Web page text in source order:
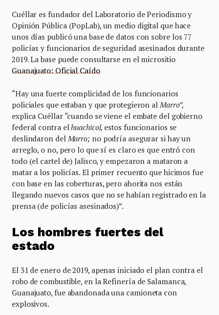
Cuéllar es fundador del Laboratorio de Periodismo y
Opinión Pública (PopLab), un medio digital que hace
unos días publicó una base de datos con sobre los 77
policías y funcionarios de seguridad asesinados durante
2019. La base puede consultarse en el micrositio
Guanajuato: Oficial Caído
“Hay una fuerte complicidad de los funcionarios
policiales que estaban y que protegieron al Marro”,
explica Cuéllar “cuando se viene el embate del gobierno
federal contra elhuachicol, estos funcionarios se
deslindaron del Marro; no podría asegurar si hay un
arreglo, o no, pero lo que sí es claro es que entró con
todo (el cartel de) Jalisco, y empezaron a mataron a
matar a los policías. El primer recuento que hicimos fue
con base en las coberturas, pero ahorita nos están
llegando nuevos casos que no se habían registrado en la
prensa (de policías asesinados)”.
Los hombres fuertes del
estado
El 31 de enero de 2019, apenas iniciado el plan contra el
robo de combustible, en la Refinería de Salamanca,
Guanajuato, fue abandonada una camioneta con
explosivos.